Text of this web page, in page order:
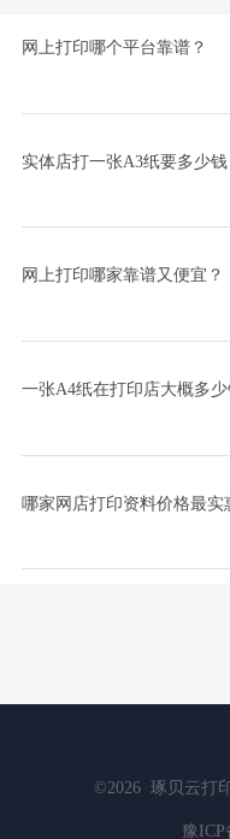
网上打印哪个平台靠谱？
实体店打一张A3纸要多少钱
网上打印哪家靠谱又便宜？
一张A4纸在打印店大概多
哪家网店打印资料价格最实
©2026 琢贝云打
豫ICP